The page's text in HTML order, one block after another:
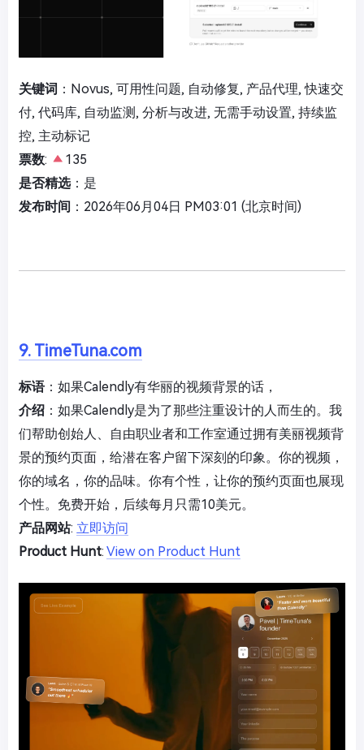
关键词 ：Novus, 可用性问题, 自动修复, 产品代理, 快速交
付, 代码库, 自动监测, 分析与改进, 无需手动设置, 持续监
控, 主动标记
票数:
135
是否精选：是
发布时间 ：2026年06月04日 PM03:01 (北京时间)
9. TimeTuna.com
标语：如果Calendly有华丽的视频背景的话，
介绍 ：如果Calendly是为了那些注重设计的人而生的。我
们帮助创始人、自由职业者和工作室通过拥有美丽视频背
景的预约页面，给潜在客户留下深刻的印象。你的视频，
你的域名，你的品味。你有个性，让你的预约页面也展现
个性。免费开始，后续每月只需10美元。
产品网站: 立即访问
Product Hunt: View on Product Hunt